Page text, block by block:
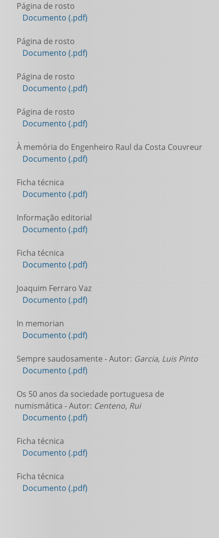
Página de rosto
Documento (.pdf)
Página de rosto
Documento (.pdf)
Página de rosto
Documento (.pdf)
Página de rosto
Documento (.pdf)
À memória do Engenheiro Raul da Costa Couvreur
Documento (.pdf)
Ficha técnica
Documento (.pdf)
Informação editorial
Documento (.pdf)
Ficha técnica
Documento (.pdf)
Joaquim Ferraro Vaz
Documento (.pdf)
In memorian
Documento (.pdf)
Sempre saudosamente - Autor: Garcia, Luis Pinto
Documento (.pdf)
Os 50 anos da sociedade portuguesa de
numismática - Autor: Centeno, Rui
Documento (.pdf)
Ficha técnica
Documento (.pdf)
Ficha técnica
Documento (.pdf)